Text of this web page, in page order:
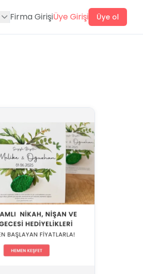
Firma GirişiÜye Girişi Üye ol